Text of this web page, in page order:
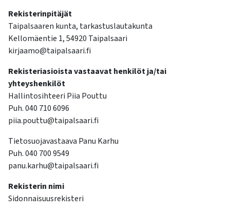
ja
pyyhkäisyliikkeitä.
Rekisterinpitäjät
Taipalsaaren kunta, tarkastuslautakunta
Kellomäentie 1, 54920 Taipalsaari
kirjaamo@taipalsaari.fi
Rekisteriasioista vastaavat henkilöt ja/tai
yhteyshenkilöt
Hallintosihteeri Piia Pouttu
Puh. 040 710 6096
piia.pouttu@taipalsaari.fi
Tietosuojavastaava Panu Karhu
Puh. 040 700 9549
panu.karhu@taipalsaari.fi
Rekisterin nimi
Sidonnaisuusrekisteri